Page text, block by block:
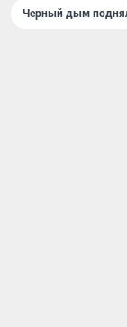
Черный дым